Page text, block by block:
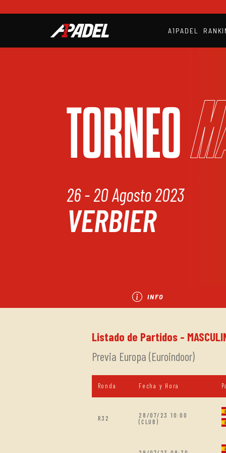
A1PADEL
TORNEO
26 - 20 Agosto 2023
VERBIER
INFO
Listado de Partidos -
Previa Europa (Euroindoor)
Ronda Fecha y Hora
R32
28/07/23 10:00
(CLUB)